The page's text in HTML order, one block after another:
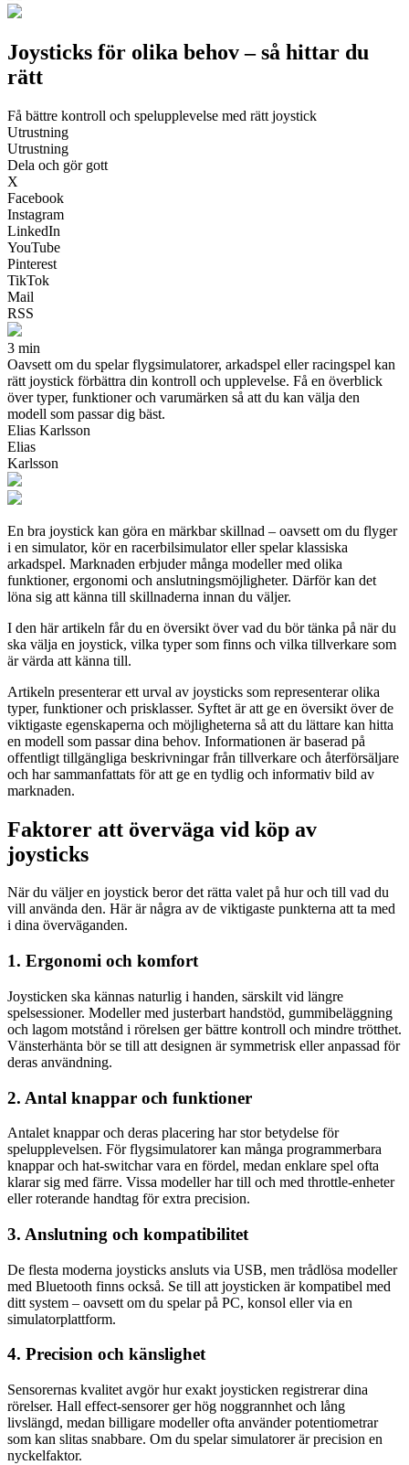
Joysticks för olika behov – så hittar du
rätt
Få bättre kontroll och spelupplevelse med rätt joystick
Utrustning
Utrustning
Dela och gör gott
X
Facebook
Instagram
LinkedIn
YouTube
Pinterest
TikTok
Mail
RSS
3 min
Oavsett om du spelar flygsimulatorer, arkadspel eller racingspel kan
rätt joystick förbättra din kontroll och upplevelse. Få en överblick
över typer, funktioner och varumärken så att du kan välja den
modell som passar dig bäst.
Elias Karlsson
Elias
Karlsson
En bra joystick kan göra en märkbar skillnad – oavsett om du flyger
i en simulator, kör en racerbilsimulator eller spelar klassiska
arkadspel. Marknaden erbjuder många modeller med olika
funktioner, ergonomi och anslutningsmöjligheter. Därför kan det
löna sig att känna till skillnaderna innan du väljer.
I den här artikeln får du en översikt över vad du bör tänka på när du
ska välja en joystick, vilka typer som finns och vilka tillverkare som
är värda att känna till.
Artikeln presenterar ett urval av joysticks som representerar olika
typer, funktioner och prisklasser. Syftet är att ge en översikt över de
viktigaste egenskaperna och möjligheterna så att du lättare kan hitta
en modell som passar dina behov. Informationen är baserad på
offentligt tillgängliga beskrivningar från tillverkare och återförsäljare
och har sammanfattats för att ge en tydlig och informativ bild av
marknaden.
Faktorer att överväga vid köp av
joysticks
När du väljer en joystick beror det rätta valet på hur och till vad du
vill använda den. Här är några av de viktigaste punkterna att ta med
i dina överväganden.
1. Ergonomi och komfort
Joysticken ska kännas naturlig i handen, särskilt vid längre
spelsessioner. Modeller med justerbart handstöd, gummibeläggning
och lagom motstånd i rörelsen ger bättre kontroll och mindre trötthet.
Vänsterhänta bör se till att designen är symmetrisk eller anpassad för
deras användning.
2. Antal knappar och funktioner
Antalet knappar och deras placering har stor betydelse för
spelupplevelsen. För flygsimulatorer kan många programmerbara
knappar och hat-switchar vara en fördel, medan enklare spel ofta
klarar sig med färre. Vissa modeller har till och med throttle-enheter
eller roterande handtag för extra precision.
3. Anslutning och kompatibilitet
De flesta moderna joysticks ansluts via USB, men trådlösa modeller
med Bluetooth finns också. Se till att joysticken är kompatibel med
ditt system – oavsett om du spelar på PC, konsol eller via en
simulatorplattform.
4. Precision och känslighet
Sensorernas kvalitet avgör hur exakt joysticken registrerar dina
rörelser. Hall effect-sensorer ger hög noggrannhet och lång
livslängd, medan billigare modeller ofta använder potentiometrar
som kan slitas snabbare. Om du spelar simulatorer är precision en
nyckelfaktor.